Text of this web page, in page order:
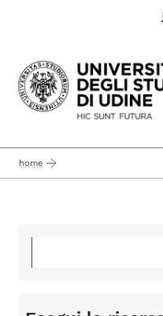
Passa al
home